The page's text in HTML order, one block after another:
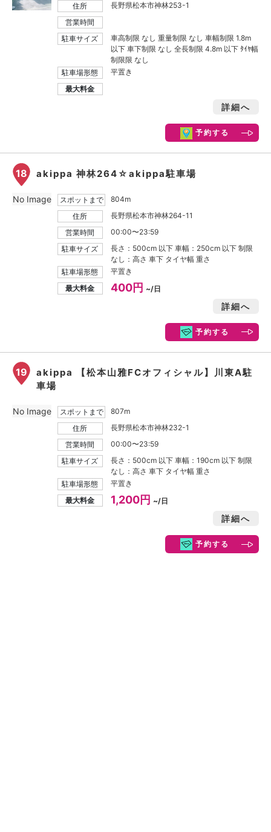
住所
長野県松本市神林253-1
営業時間
駐車サイズ
車高制限 なし 重量制限 なし 車幅制限 1.8m
以下 車下制限 なし 全長制限 4.8m 以下 ﾀｲﾔ幅
制限限 なし
駐車場形態
平置き
最大料金
詳細へ
予約する
18 akippa 神林264☆akippa駐車場
スポットまで
804m
住所
長野県松本市神林264-11
営業時間
00:00〜23:59
駐車サイズ
長さ：500cm 以下 車幅：250cm 以下 制限
なし：高さ 車下 タイヤ幅 重さ
駐車場形態
平置き
最大料金
400円 ~/日
詳細へ
予約する
No Image
19
akippa 【松本山雅FCオフィシャル】川東A駐
車場
スポットまで
807m
住所
長野県松本市神林232-1
営業時間
00:00〜23:59
駐車サイズ
長さ：500cm 以下 車幅：190cm 以下 制限
なし：高さ 車下 タイヤ幅 重さ
駐車場形態
平置き
最大料金
1,200円 ~/日
詳細へ
予約する
No Image